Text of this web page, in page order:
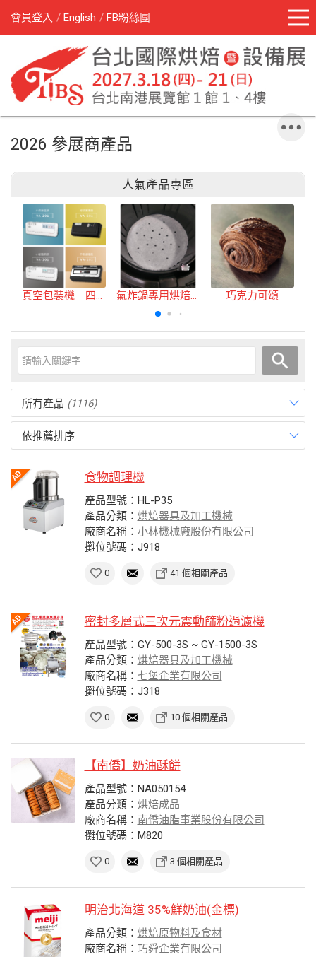
會員登入 English FB粉絲團
2026 參展商產品
人氣產品專區
真空包裝機｜四款 氣炸鍋專用烘焙紙 巧克力可頌
所有產品 (1116)
依推薦排序
食物調理機
產品型號：HL-P35
產品分類： 烘焙器具及加工機械
廠商名稱： 小林機械廠股份有限公司
攤位號碼：J918
0 41 個相關產品
密封多層式三次元震動篩粉過濾機
產品型號：GY-500-3S ~ GY-1500-3S
產品分類： 烘焙器具及加工機械
廠商名稱： 七堡企業有限公司
攤位號碼：J318
0 10 個相關產品
【南僑】奶油酥餅
產品型號：NA050154
產品分類： 烘焙成品
廠商名稱： 南僑油脂事業股份有限公司
攤位號碼：M820
0 3 個相關產品
明治北海道 35%鮮奶油(金標)
產品分類： 烘焙原物料及食材
廠商名稱： 巧舜企業有限公司